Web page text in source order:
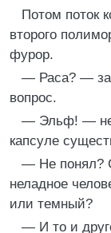
Потом поток
второго
фурор.
— Раса? —
вопрос.
— Эльф! — не
капсуле
— Не понял?
неладное
или темный?
— И то и